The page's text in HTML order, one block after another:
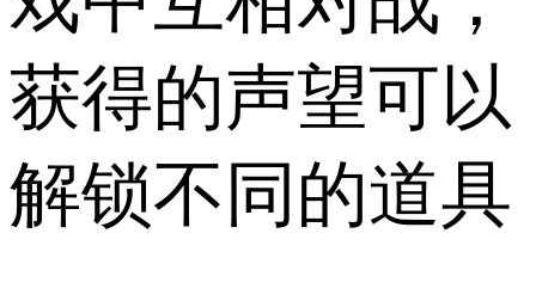
获得的声望可以
解锁不同的道具